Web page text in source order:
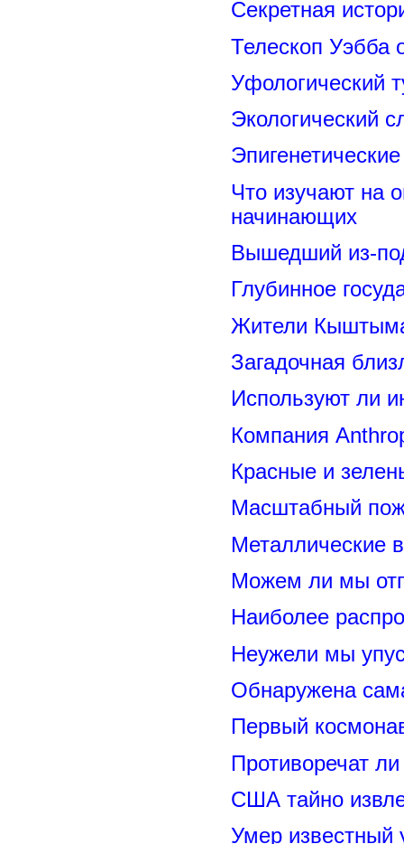
Секретная
Телескоп Уэбба
Уфологический
Экологический
Что изучают на
начинающих
Вышедший из-
Глубинное
Жители
Загадочная
Используют ли
Компания
Красные и
Масштабный
Металлические
Можем ли мы
Наиболее
Неужели мы
Обнаружена
Первый
Противоречат
США тайно
Умер